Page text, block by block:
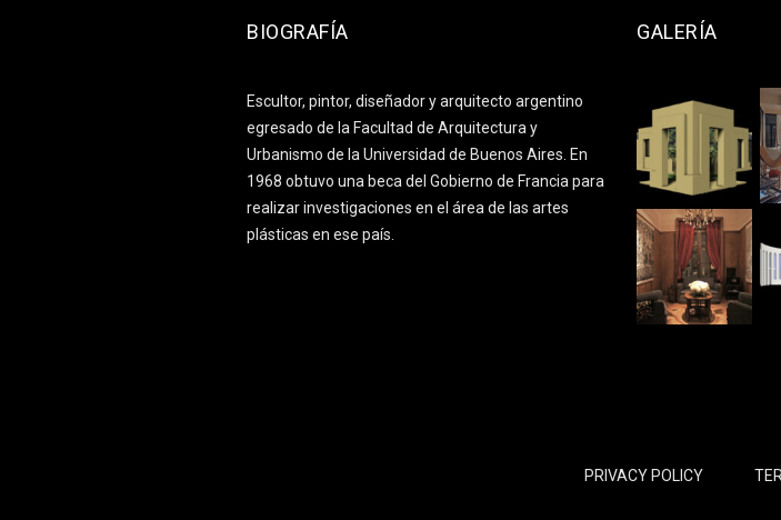
BIOGRAFÍA
Escultor, pintor, diseñador y arquitecto argentino
egresado de la Facultad de Arquitectura y
Urbanismo de la Universidad de Buenos Aires. En
1968 obtuvo una beca del Gobierno de Francia para
realizar investigaciones en el área de las artes
plásticas en ese país.
GALERÍA
PRIVACY POLICY